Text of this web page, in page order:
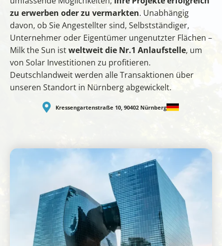
zu erwerben oder zu vermarkten. Unabhängig
davon, ob Sie Angestellter sind, Selbstständiger,
Unternehmer oder Eigentümer ungenutzter Flächen –
Milk the Sun istweltweit die Nr.1 Anlaufstelle, um
von Solar Investitionen zu profitieren.
Deutschlandweit werden alle Transaktionen über
unseren Standort in Nürnberg abgewickelt.
Kressengartenstraße 10, 90402 Nürnberg